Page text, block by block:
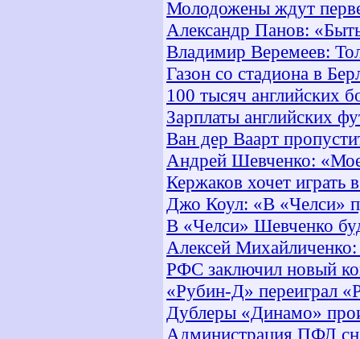
Молодожены ждут
Александр Панов:
Владимир Веремеев:
Газон со стадиона в
100 тысяч английских
Зарплаты английских
Ван дер Ваарт
Андрей Шевченко:
Кержаков хочет играть
Джо Коул: «В «Челси»
В «Челси» Шевченко
Алексей
РФС заключил новый
«Рубин-Д» переиграл
Дублеры «Динамо»
Администрация ПФЛ